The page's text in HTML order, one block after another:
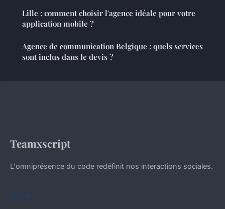
Lille : comment choisir l'agence idéale pour votre
application mobile ?
Agence de communication Belgique : quels services
sont inclus dans le devis ?
Teamxscript
L'omniprésence du code redéfinit nos interactions sociales.
LIENS